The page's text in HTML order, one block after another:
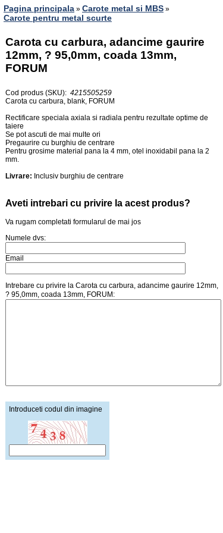
Pagina principala » Carote metal si MBS »
Carote pentru metal scurte
Carota cu carbura, adancime gaurire
12mm, ? 95,0mm, coada 13mm,
FORUM
Cod produs (SKU): 4215505259
Carota cu carbura, blank, FORUM
Rectificare speciala axiala si radiala pentru rezultate optime de
taiere
Se pot ascuti de mai multe ori
Pregaurire cu burghiu de centrare
Pentru grosime material pana la 4 mm, otel inoxidabil pana la 2
mm.
Livrare: Inclusiv burghiu de centrare
Aveti intrebari cu privire la acest produs?
Va rugam completati formularul de mai jos
Numele dvs:
Email
Intrebare cu privire la Carota cu carbura, adancime gaurire 12mm,
? 95,0mm, coada 13mm, FORUM:
Introduceti codul din imagine